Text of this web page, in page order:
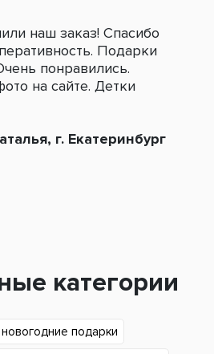
наш заказ! Спасибо
Подарки
понравились.
на сайте. Детки
г. Екатеринбург
категории
подарки